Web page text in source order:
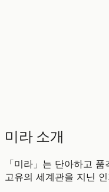
미라 소개
「미라」는 단아하고
고유의 세계관을 지닌